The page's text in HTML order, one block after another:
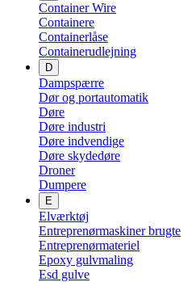
Container Wire
Containere
Containerlåse
Containerudlejning
D
Dampspærre
Dør og portautomatik
Døre
Døre industri
Døre indvendige
Døre skydedøre
Droner
Dumpere
E
Elværktøj
Entreprenørmaskiner brugte
Entreprenørmateriel
Epoxy gulvmaling
Esd gulve